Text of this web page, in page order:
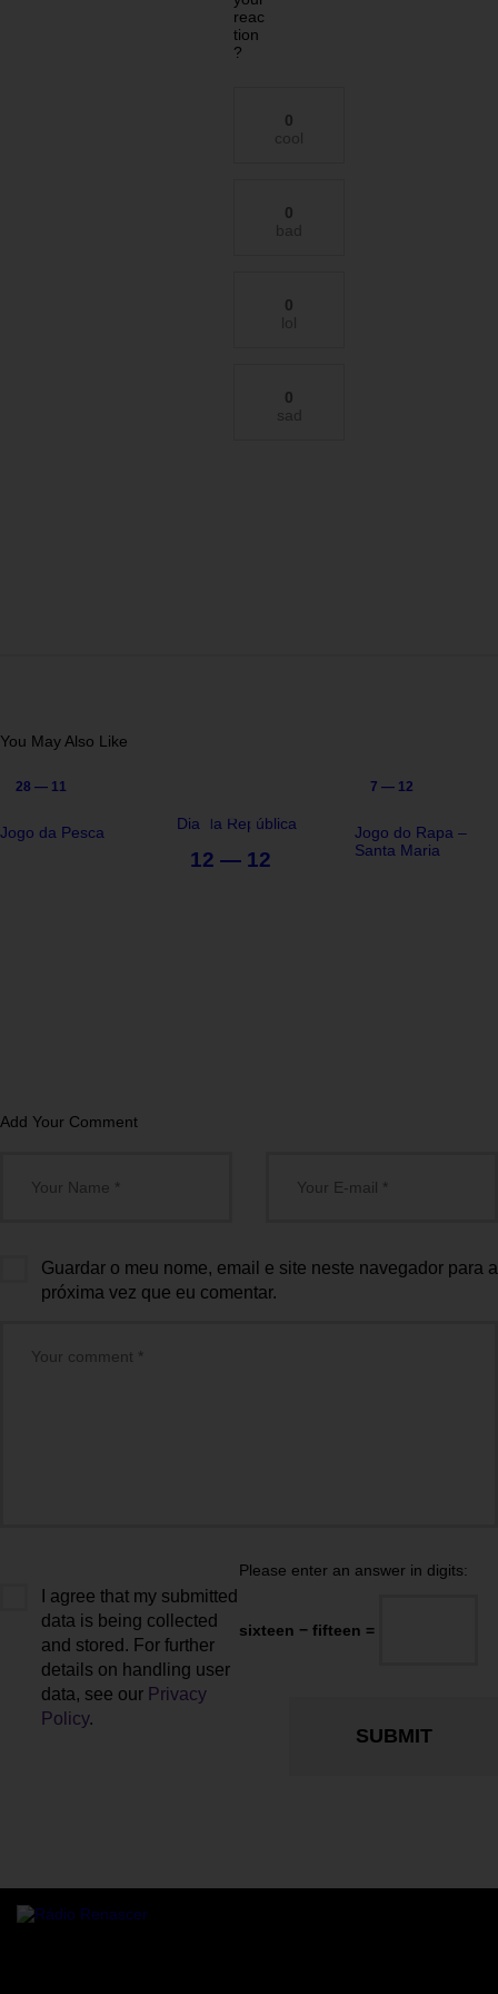
reac
tion
?
0
cool
0
bad
0
lol
0
sad
You May Also Like
28 — 11
Jogo da Pesca
12 — 12
Dia da República
7 — 12
Jogo do Rapa –
Santa Maria
Add Your Comment
Guardar o meu nome, email e site neste navegador para a
próxima vez que eu comentar.
I agree that my submitted
data is being collected
and stored. For further
details on handling user
data, see our Privacy
Policy.
Please enter an answer in digits:
sixteen − fifteen =